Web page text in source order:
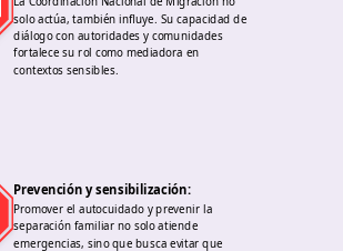
solo actúa, también influye. Su capacidad de
diálogo con autoridades y comunidades
fortalece su rol como mediadora en
contextos sensibles.
Prevención y sensibilización:
Promover el autocuidado y prevenir la
separación familiar no solo atiende
emergencias, sino que busca evitar que